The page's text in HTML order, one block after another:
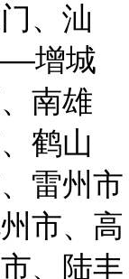
、汕
增城
南雄
鹤山
雷州市
市、高
、陆丰